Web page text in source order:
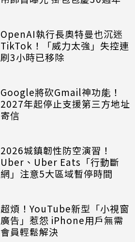
OpenAI執行長奧特曼也沉迷
TikTok！「威力太強」失控連
刷3小時已移除
Google將砍Gmail神功能！
2027年起停止支援第三方地址
寄信
2026城鎮韌性防空演習！
Uber、Uber Eats「行動斷
網」注意5大區域暫停時間
超煩！YouTube新型「小視窗
廣告」惹怨 iPhone用戶無需
會員輕鬆解決